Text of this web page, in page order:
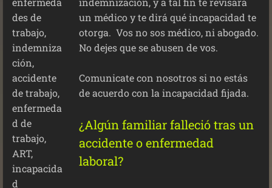
un médico y te dirá qué incapacidad te
otorga. Vos no sos médico, ni abogado.
No dejes que se abusen de vos.
Comunicate con nosotros si no estás
de acuerdo con la incapacidad fijada.
¿Algún familiar falleció tras un
accidente o enfermedad
laboral?